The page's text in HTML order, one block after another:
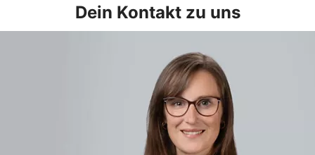
Dein Kontakt zu uns